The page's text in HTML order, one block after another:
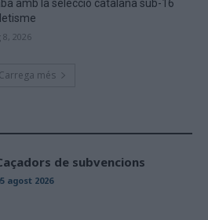
amb la selecció catalana sub-16
8, 2026
Carrega més
de subvencions
agost 2026